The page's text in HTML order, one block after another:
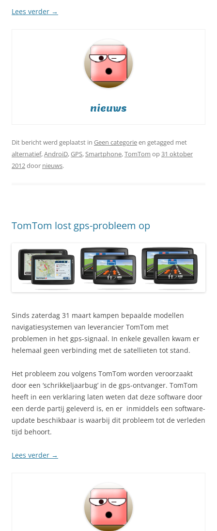
Lees verder →
nieuws
Dit bericht werd geplaatst in Geen categorieen getagged met
alternatief,AndroiD,GPS,Smartphone,TomTom op31 oktober
2012door nieuws.
TomTom lost gps-probleem op
Sinds zaterdag 31 maart kampen bepaalde modellen
navigatiesystemen van leverancier TomTom met
problemen in het gps-signaal. In enkele gevallen kwam er
helemaal geen verbinding met de satellieten tot stand.
Het probleem zou volgens TomTom worden veroorzaakt
door een ‘schrikkeljaarbug’ in de gps-ontvanger. TomTom
heeft in een verklaring laten weten dat deze software door
een derde partij geleverd is, en er inmiddels een software-
update beschikbaar is waarbij dit probleem tot de verleden
tijd behoort.
Lees verder →